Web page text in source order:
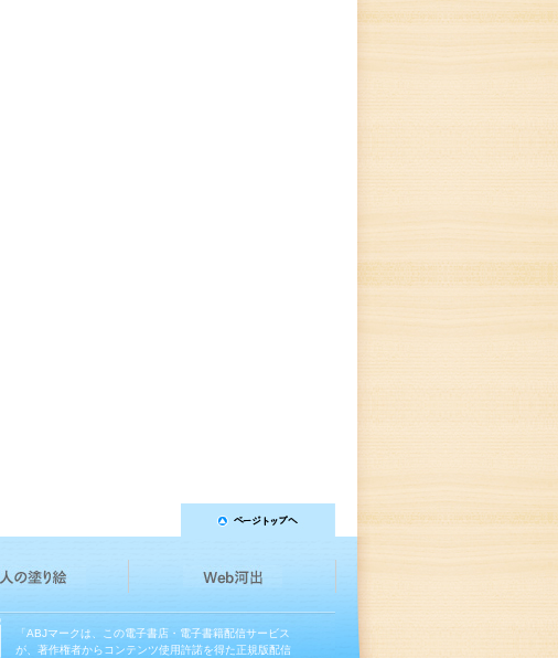
「ABJマークは、この電子書店・電子書籍配信サービス
が、著作権者からコンテンツ使用許諾を得た正規版配信